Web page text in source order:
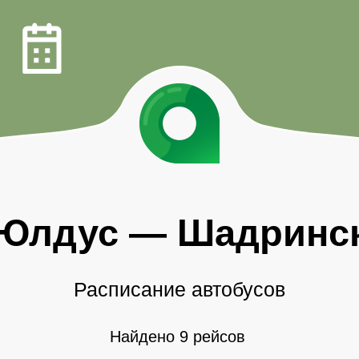
—
Расписание автобусов
Найдено 9 рейсов